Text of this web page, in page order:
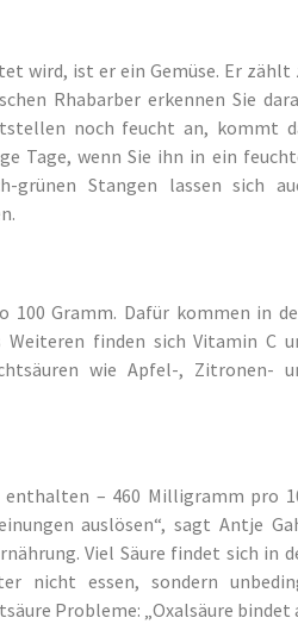
wird, ist er ein Gemüse. Er zählt
Rhabarber erkennen Sie
noch feucht an, kommt
Tage, wenn Sie ihn in ein
grünen Stangen lassen sich
Gramm. Dafür kommen in
Weiteren finden sich Vitamin C
wie Apfel-, Zitronen-
– 460 Milligramm pro
auslösen“, sagt Antje
Viel Säure findet sich in
nicht essen, sondern
Probleme: „Oxalsäure bindet